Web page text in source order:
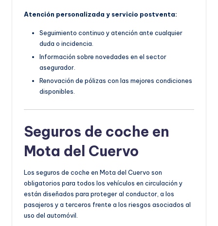
Atención personalizada y servicio postventa:
Seguimiento continuo y atención ante cualquier
duda o incidencia.
Información sobre novedades en el sector
asegurador.
Renovación de pólizas con las mejores condiciones
disponibles.
Seguros de coche en
Mota del Cuervo
Los seguros de coche en Mota del Cuervo son
obligatorios para todos los vehículos en circulación y
están diseñados para proteger al conductor, a los
pasajeros y a terceros frente a los riesgos asociados al
uso del automóvil.